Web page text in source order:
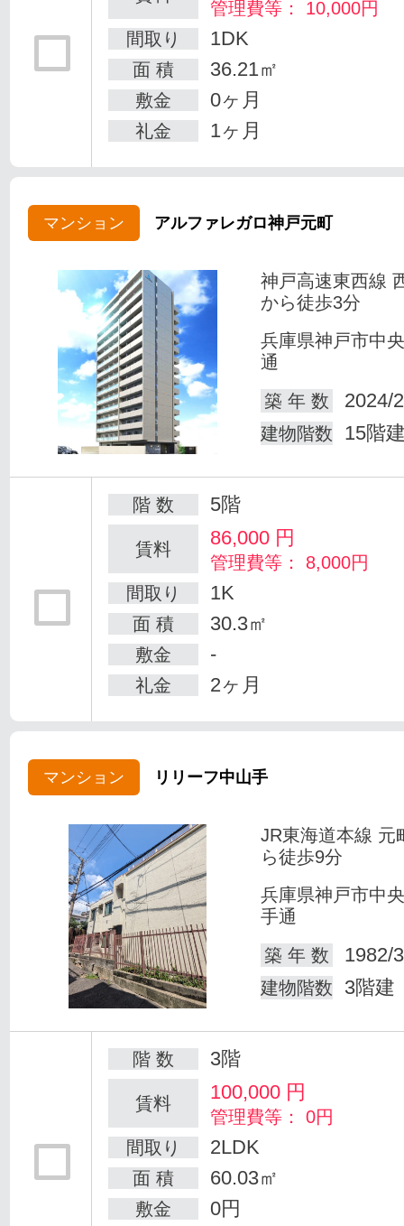
管理費等： 10,000円
間取り
1DK
面 積 36.21㎡
敷金 0ヶ月
礼金 1ヶ月
マンション アルファレガロ神戸元町
神戸高速東西線
から徒歩3分
兵庫県神戸市中
通
築 年 数
2024/
建物階数 15階
階 数 5階
賃料 86,000 円
管理費等： 8,000円
間取り
1K
面 積 30.3㎡
敷金 -
礼金 2ヶ月
マンション リリーフ中山手
JR東海道本線 元
ら徒歩9分
兵庫県神戸市中
手通
築 年 数
1982/
建物階数 3階建
階 数 3階
賃料 100,000 円
管理費等： 0円
間取り
2LDK
面 積 60.03㎡
敷金 0円